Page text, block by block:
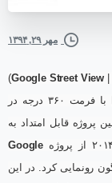
مهر ۲۹, ۱۳۹۴
Google Street View
)
که تصویر مجازی خیابان‌ها و محیط‌های بیرونی جهان را با فرمت ۳۶۰ درجه در
پروژه قابل امتداد به
Google
رونمایی کرد. در این